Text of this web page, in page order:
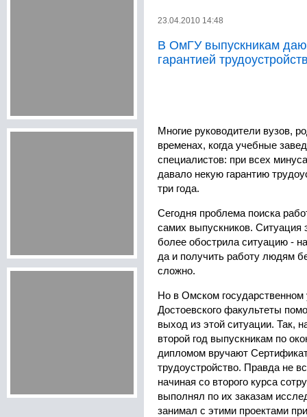
23.04.2010 14:48
В ОмГУ выпускникам
гарантией
Многие руководители вузов,
временах, когда учебные
специалистов: при всех
давало некую гарантию
три года.
Сегодня проблема поиска
самих выпускников. Ситуация
более обострила ситуацию -
да и получить работу людям
сложно.
Но в Омском
Достоевского факультеты
выход из этой ситуации. Так,
второй год выпускникам по
дипломом вручают
трудоустройство. Правда не
начиная со второго курса
выполнял по их заказам
занимал с этими проектами